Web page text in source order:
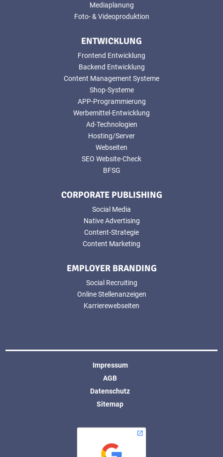
Mediaplanung
Foto- & Videoproduktion
ENTWICKLUNG
Frontend Entwicklung
Backend Entwicklung
Content Management Systeme
Shop-Systeme
APP-Programmierung
Werbemittel-Entwicklung
Ad-Technologien
Hosting/Server
Webseiten
SEO Website-Check
BFSG
CORPORATE PUBLISHING
Social Media
Native Advertising
Content-Strategie
Content Marketing
EMPLOYER BRANDING
Social Recruiting
Online Stellenanzeigen
Karrierewebseiten
Impressum
AGB
Datenschutz
Sitemap